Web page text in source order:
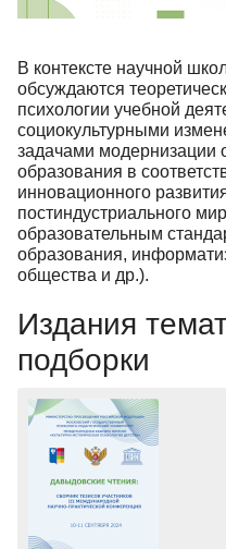
В контексте научной
обсуждаются
психологии учебной
социокультурными
задачами модернизации
образования в
инновационного
постиндустриального
образовательным
образования,
общества и др.).
Издания
подборки